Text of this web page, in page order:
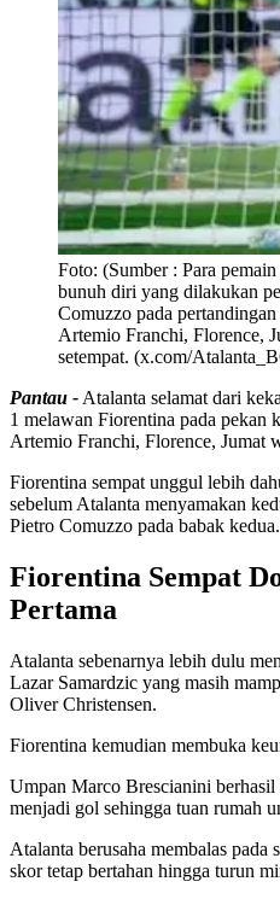
Foto: (Sumber : Para
bunuh diri yang dilakukan
Comuzzo pada
Artemio Franchi, Florence,
setempat. (x.com/
Pantau - Atalanta selamat dari
1 melawan Fiorentina pada pekan
Artemio Franchi, Florence, Jumat
Fiorentina sempat unggul lebih
sebelum Atalanta menyamakan
Pietro Comuzzo pada babak kedua.
Fiorentina Sempat
Pertama
Atalanta sebenarnya lebih dulu
Lazar Samardzic yang masih
Oliver Christensen.
Fiorentina kemudian membuka
Umpan Marco Brescianini
menjadi gol sehingga tuan rumah
Atalanta berusaha membalas pada
skor tetap bertahan hingga turun